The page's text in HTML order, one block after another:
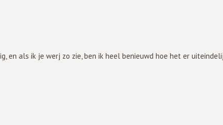
en als ik je werj zo zie, ben ik heel benieuwd hoe het er